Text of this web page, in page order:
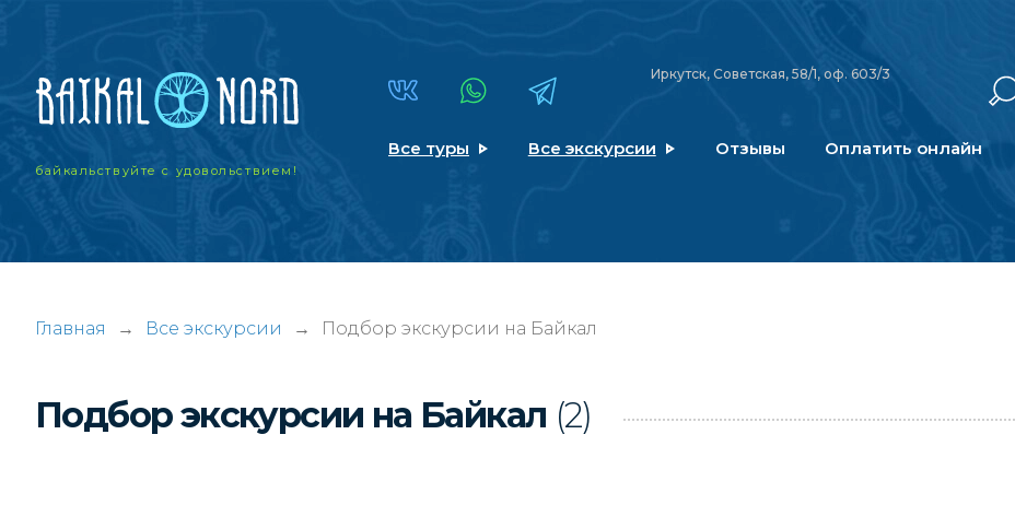
байкальствуйтес удовольствием!
Иркутск, Советская, 58/1, оф. 603/3
Все туры Все экскурсии Отзывы Оплатить онлайн
Главная → Все экскурсии → Подбор экскурсии на Байкал
Подбор экскурсии на Байкал (2)